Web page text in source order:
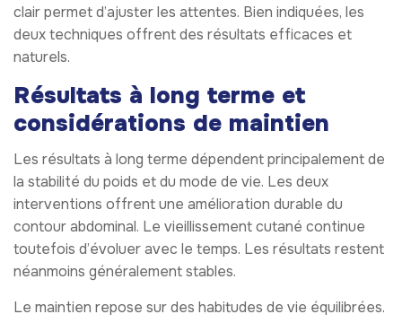
clair permet d’ajuster les attentes. Bien indiquées, les
deux techniques offrent des résultats efficaces et
naturels.
Résultats à long terme et
considérations de maintien
Les résultats à long terme dépendent principalement de
la stabilité du poids et du mode de vie. Les deux
interventions offrent une amélioration durable du
contour abdominal. Le vieillissement cutané continue
toutefois d’évoluer avec le temps. Les résultats restent
néanmoins généralement stables.
Le maintien repose sur des habitudes de vie équilibrées.